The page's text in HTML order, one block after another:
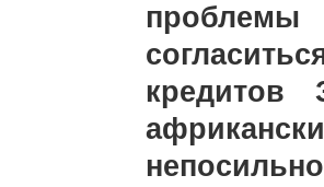
кредитов